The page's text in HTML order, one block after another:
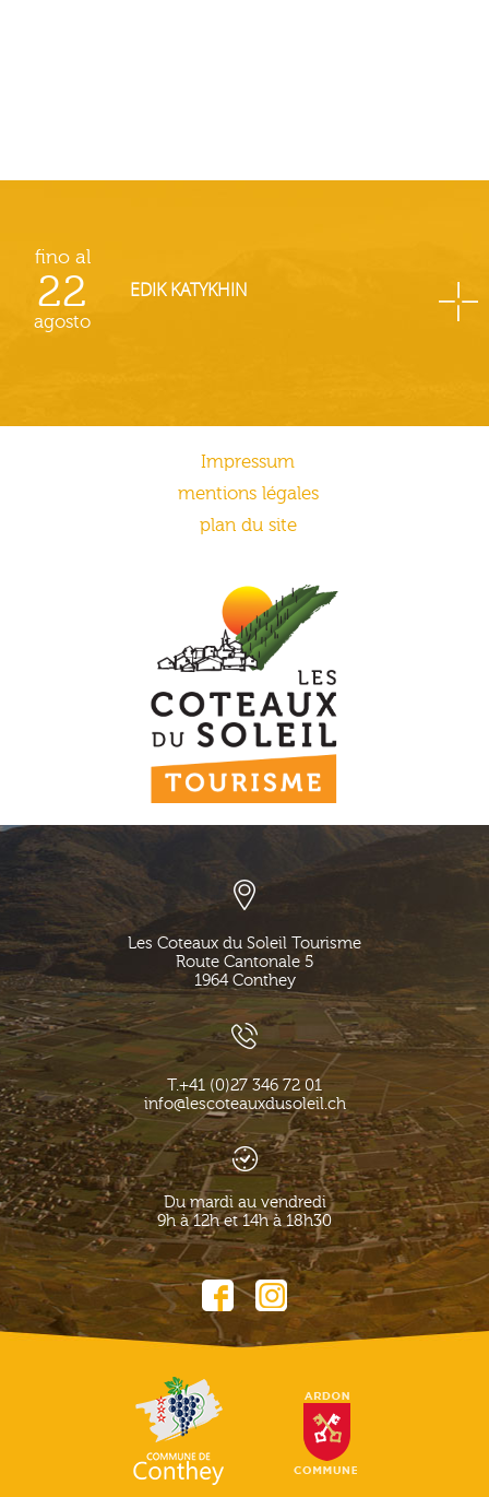
fino al
22
agosto
EDIK KATYKHIN
Impressum
mentions légales
plan du site
Les Coteaux du Soleil Tourisme
Route Cantonale 5
1964 Conthey
T.+41 (0)27 346 72 01
info@lescoteauxdusoleil.ch
Du mardi au vendredi
9h à 12h et 14h à 18h30